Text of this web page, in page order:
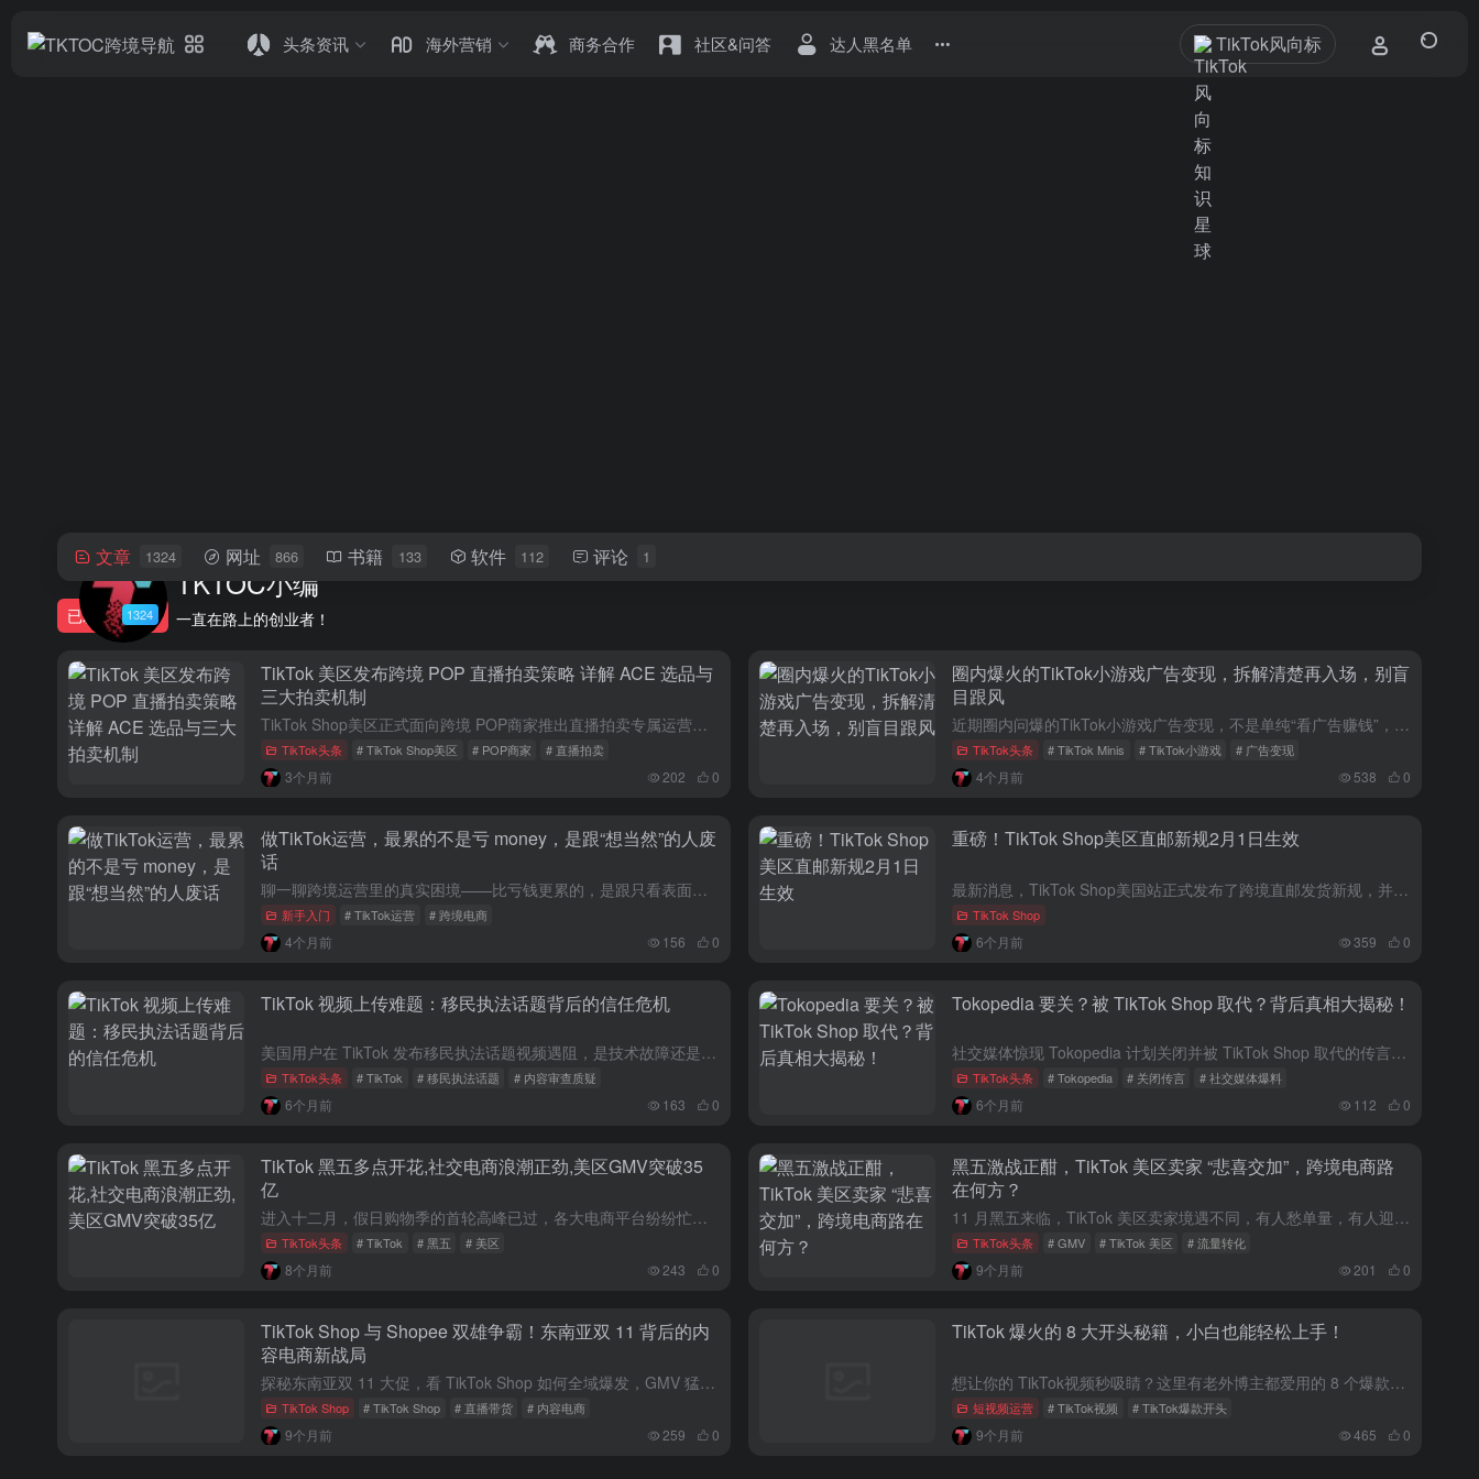
头条资讯 海外营销 商务合作 社区&问答 达人黑名单 TikTok风向标
TKTOC小编
一直在路上的创业者！
文章 1324 网址 866 书籍 133 软件 112 评论 1
已发布 1324
TikTok 美区发布跨境 POP 直播拍卖策略 详解 ACE 选品与
三大拍卖机制
TikTok Shop美区正式面向跨境 POP商家推出直播拍卖专属运营策略，明确三大应用模式、ACE选品标准与三种核心拍卖机制，助力跨境商家在美区实现高效转化与生意增长。 一、三大直播拍卖应用模式...
TikTok头条 # TikTok Shop美区 # POP商家 # 直播拍卖
3个月前 202 0
圈内爆火的TikTok小游戏广告变现，拆解清楚再入场，别盲
目跟风
近期圈内问爆的TikTok小游戏广告变现，不是单纯“看广告赚钱”，拆解其底层逻辑、实操玩法、核心难点，告诉你现在是否适合入场、谁更适合做，避开跟风踩坑。 最近这段时间，圈子里被问得最多的项目，没有之一...
TikTok头条 # TikTok Minis # TikTok小游戏 # 广告变现
4个月前 538 0
做TikTok运营，最累的不是亏 money，是跟“想当然”的人废
话
聊一聊跨境运营里的真实困境——比亏钱更累的，是跟只看表面、急功近利的人沟通；比试错更重要的，是守住止损线、稳住心态，那些磕磕绊绊，都是行业里的常态。 说实话，跟那些带着幸存者偏差的人沟通，真的能把...
新手入门 # TikTok运营 # 跨境电商
4个月前 156 0
重磅！TikTok Shop美区直邮新规2月1日生效
最新消息，TikTok Shop美国站正式发布了跨境直邮发货新规，并于2026年2月1日起正式生效。 ▌新规内容 在物流端，新规实施“定邀白名单”制度，商家只能使用平台指定的10家常规和超规两类物流服...
TikTok Shop
6个月前 359 0
TikTok 视频上传难题：移民执法话题背后的信任危机
美国用户在 TikTok 发布移民执法话题视频遇阻，是技术故障还是内容审查？TikTok 回应引发争议，背后藏着怎样的平台信任问题？一起来看。 近期，不少美国社交媒体用户发现，在 TikTok 上发布...
TikTok头条 # TikTok # 移民执法话题 # 内容审查质疑
6个月前 163 0
Tokopedia 要关？被 TikTok Shop 取代？背后真相大揭秘！
社交媒体惊现 Tokopedia 计划关闭并被 TikTok Shop 取代的传言，TikTok 如何回应？这背后又藏着怎样的故事？一文带你了解详情。 近日，社交媒体上泛起了一阵不小的涟漪。据知名媒体...
TikTok头条 # Tokopedia # 关闭传言 # 社交媒体爆料
6个月前 112 0
TikTok 黑五多点开花,社交电商浪潮正劲,美区GMV突破35
亿
进入十二月，假日购物季的首轮高峰已过，各大电商平台纷纷忙着盘点战绩、核算收益。而近年来在跨境市场备受瞩目的 TikTok Shop，也交出了一份亮眼的开门红成绩单。 作为 “出海四小龙” 之一，Tik...
TikTok头条 # TikTok # 黑五 # 美区
8个月前 243 0
黑五激战正酣，TikTok 美区卖家 “悲喜交加”，跨境电商路
在何方？
11 月黑五来临，TikTok 美区卖家境遇不同，有人愁单量，有人迎爆发，同时美区大盘走高，卖家如何应对这场跨境电商营销大战？ 黑五首日，卖家 “冰火两重天” 的真实写照 11 月寒风刚起，跨境电...
TikTok头条 # GMV # TikTok 美区 # 流量转化
9个月前 201 0
TikTok Shop 与 Shopee 双雄争霸！东南亚双 11 背后的内
容电商新战局
探秘东南亚双 11 大促，看 TikTok Shop 如何全域爆发，GMV 猛增！Shopee 也不甘示弱，激烈竞争背后，东南亚内容电商有何新趋势？ 当国内双 11 的热潮渐渐退去，各大平台和品牌忙着...
TikTok Shop # TikTok Shop # 直播带货 # 内容电商
9个月前 259 0
TikTok 爆火的 8 大开头秘籍，小白也能轻松上手！
想让你的 TikTok视频秒吸睛？这里有老外博主都爱用的 8 个爆款开头，涵盖痛点解决、情感共鸣、泛流量吸睛三大类，各种产品都适配，直接套用超省心，赶紧码住！ 是不是为了 TikTok 视频的开头绞尽...
短视频运营 # TikTok视频 # TikTok爆款开头
9个月前 465 0